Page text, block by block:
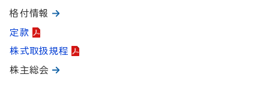
格付情報
定款
株式取扱規程
株主総会